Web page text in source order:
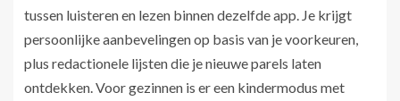
tussen luisteren en lezen binnen dezelfde app. Je krijgt
persoonlijke aanbevelingen op basis van je voorkeuren,
plus redactionele lijsten die je nieuwe parels laten
ontdekken. Voor gezinnen is er een kindermodus met